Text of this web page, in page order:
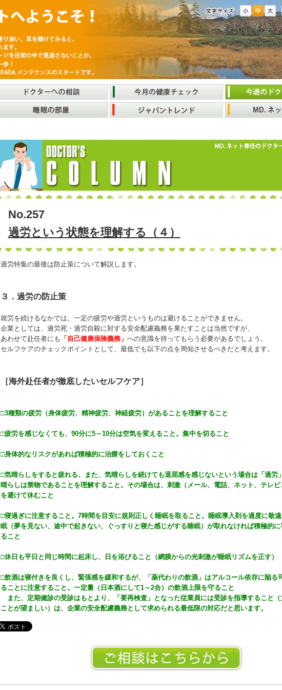
No.257
過労という状態を理解する（４）
過労特集の最後は防止策について解説します。
３．過労の防止策
就労を続けるなかでは、一定の疲労や過労というものは避けることができません。
企業としては、過労死・過労自殺に対する安全配慮義務を果たすことは当然ですが、
あわせて赴任者にも 「自己健康保険義務」 への意識を持ってもらう必要があるでしょう。
セルフケアのチェックポイントとして、最低でも以下の点を周知させるべきだと考えます。
［海外赴任者が徹底したいセルフケア］
□3種類の疲労（身体疲労、精神疲労、神経疲労）があることを理解すること
□疲労を感じなくても、90分に5～10分は空気を変えること。集中を切ること
□身体的なリスクがあれば積極的に治療をしておくこと
□気晴らしをすると疲れる、また、気晴らしを続けても退屈感を感じないという場合は「過労
晴らしは禁物であることを理解すること。その場合は、刺激（メール、電話、ネット、テレビ
を避けて休むこと
□寝過ぎに注意すること。7時間を目安に規則正しく睡眠を取ること。睡眠導入剤を過度に敬
眠（夢を見ない、途中で起きない、ぐっすりと寝た感じがする睡眠）が取れなければ積極的
ること
□休日も平日と同じ時間に起床し、日を浴びること（網膜からの光刺激が睡眠リズムを正す）
□飲酒は寝付きを良くし、緊張感を緩和するが、「薬代わりの飲酒」はアルコール依存に陥る
ることに注意すること。一定量（日本酒にして1～2合）の飲酒上限を守ること
また、定期健診の受診はもとより、「要再検査」となった従業員には受診を指導すること（
ことが望ましい）は、企業の安全配慮義務として求められる最低限の対応だと思います。